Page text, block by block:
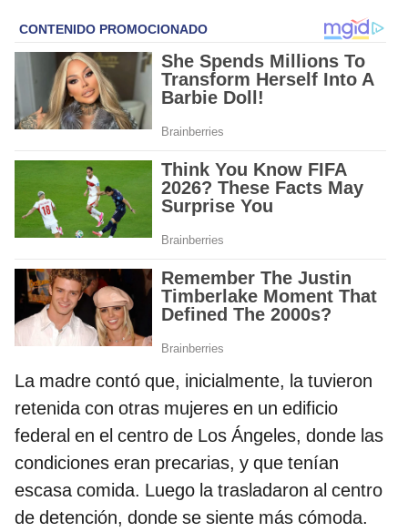
La madre contó que, inicialmente, la tuvieron
retenida con otras mujeres en un edificio
federal en el centro de Los Ángeles, donde las
condiciones eran precarias, y que tenían
escasa comida. Luego la trasladaron al centro
de detención, donde se siente más cómoda.